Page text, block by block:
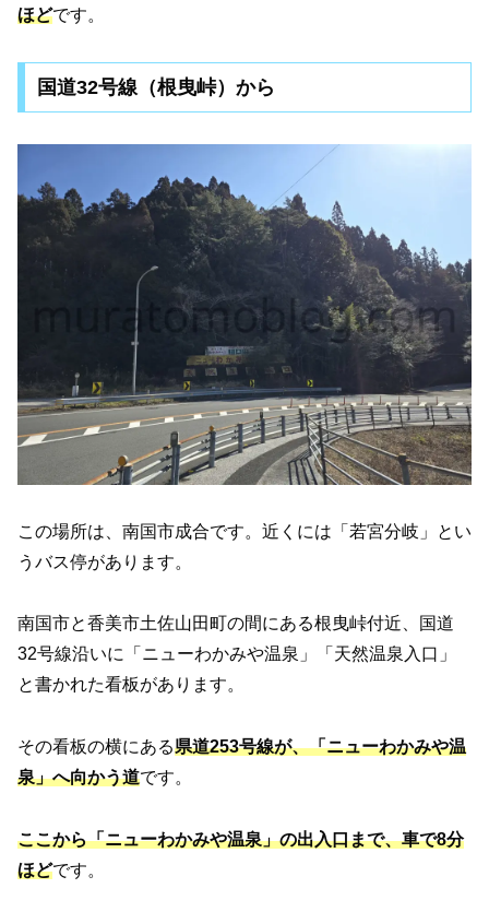
ほどです。
国道32号線（根曳峠）から
この場所は、南国市成合です。近くには「若宮分岐」とい
うバス停があります。
南国市と香美市土佐山田町の間にある根曳峠付近、国道
32号線沿いに「ニューわかみや温泉」「天然温泉入口」
と書かれた看板があります。
その看板の横にある県道253号線が、「ニューわかみや温
泉」へ向かう道です。
ここから「ニューわかみや温泉」の出入口まで、車で8分
ほどです。